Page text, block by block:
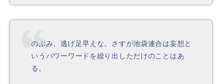
のぶみ、逃げ足早えな。さすが池袋連合は妄想と
いうパワーワードを繰り出しただけのことはあ
る。